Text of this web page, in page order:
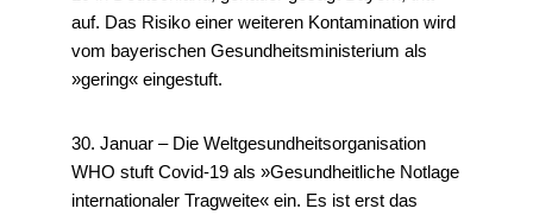
auf. Das Risiko einer weiteren Kontamination wird
vom bayerischen Gesundheitsministerium als
»gering« eingestuft.
30. Januar – Die Weltgesundheitsorganisation
WHO stuft Covid-19 als »Gesundheitliche Notlage
internationaler Tragweite« ein. Es ist erst das